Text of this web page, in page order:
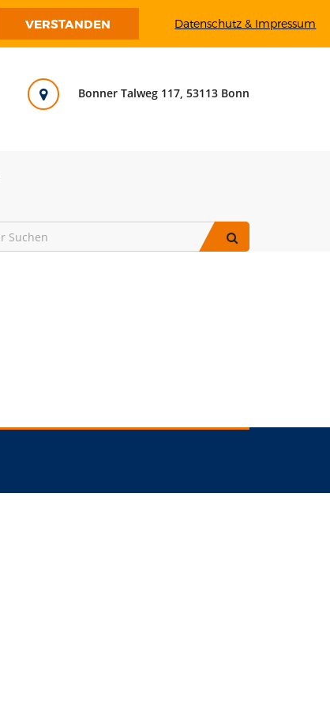
Bonner Talweg 117, 53113 Bonn
VERSTANDEN Datenschutz & Impressum